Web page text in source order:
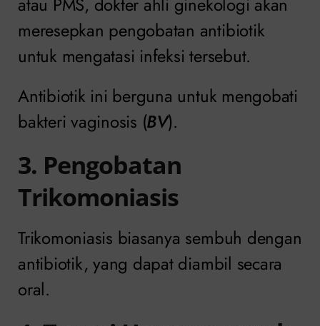
meresepkan pengobatan antibiotik
untuk mengatasi infeksi tersebut.
Antibiotik ini berguna untuk mengobati
bakteri vaginosis (BV).
3. Pengobatan
Trikomoniasis
Trikomoniasis biasanya sembuh dengan
antibiotik, yang dapat diambil secara
oral.